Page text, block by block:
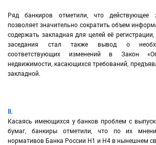
Ряд банкиров отметили, что действующее
позволяет значительно сократить объем
содержать закладная для целей её
заседания стал также вывод о
соответствующих изменений в Закон
недвижимости, касающихся требований,
закладной.
II.
Касаясь имеющихся у банков проблем с
бумаг, банкиры отметили, что по их
нормативов Банка России Н1 и Н4 в нынешнем